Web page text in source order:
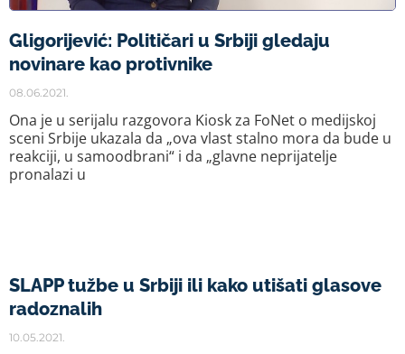
Gligorijević: Političari u Srbiji gledaju
novinare kao protivnike
08.06.2021.
Ona je u serijalu razgovora Kiosk za FoNet o medijskoj
sceni Srbije ukazala da „ova vlast stalno mora da bude u
reakciji, u samoodbrani“ i da „glavne neprijatelje
pronalazi u
SLAPP tužbe u Srbiji ili kako utišati glasove
radoznalih
10.05.2021.